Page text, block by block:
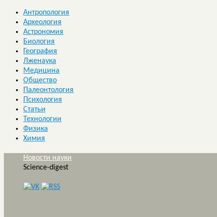
Антропология
Археология
Астрономия
Биология
География
Лженаука
Медицина
Общество
Палеонтология
Психология
Статьи
Технологии
Физика
Химия
Новости науки
Science-digest